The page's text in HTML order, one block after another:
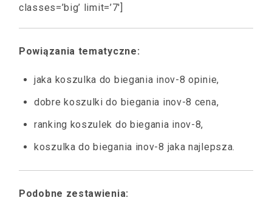
classes=’big’ limit=’7′]
Powiązania tematyczne:
jaka koszulka do biegania inov-8 opinie,
dobre koszulki do biegania inov-8 cena,
ranking koszulek do biegania inov-8,
koszulka do biegania inov-8 jaka najlepsza.
Podobne zestawienia: